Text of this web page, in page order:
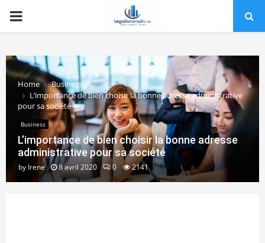
PRIMARY
Home
Business
L’importance de bien choisir la bonne adresse administrative
pour sa société
Business
L’importance de bien choisir la bonne adresse
administrative pour sa société
by Irene 8 avril 2020 0 2141